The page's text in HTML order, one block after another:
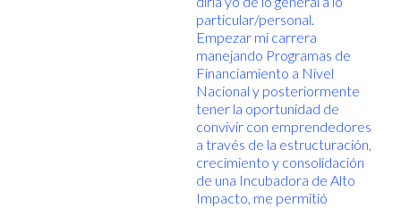
particular/personal.
Empezar mi carrera
manejando Programas de
Financiamiento a Nivel
Nacional y posteriormente
tener la oportunidad de
convivir con emprendedores
a través de la estructuración,
crecimiento y consolidación
de una Incubadora de Alto
Impacto, me permitió